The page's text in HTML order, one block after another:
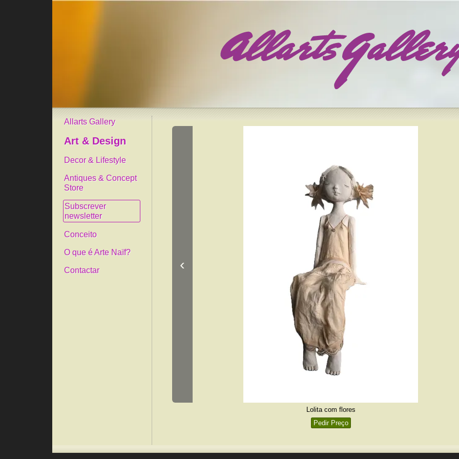
Allarts Gallery
Art & Design
Decor & Lifestyle
Antiques & Concept
Store
Subscrever
newsletter
Conceito
O que é Arte Naïf?
Contactar ‹
Lolita com flores
Pedir Preço